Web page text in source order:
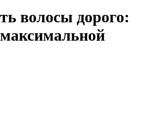
волосы дорого: